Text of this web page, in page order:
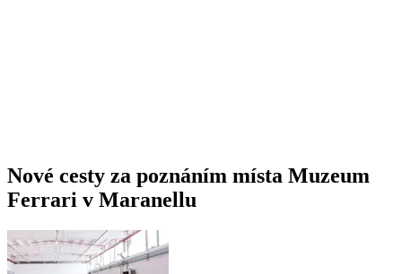
Nové cesty za poznáním místa Muzeum
Ferrari v Maranellu